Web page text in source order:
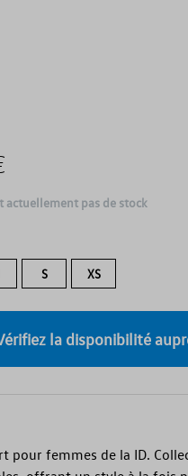
actuellement pas de stock
S XS
la disponibilité
pour femmes de la ID.